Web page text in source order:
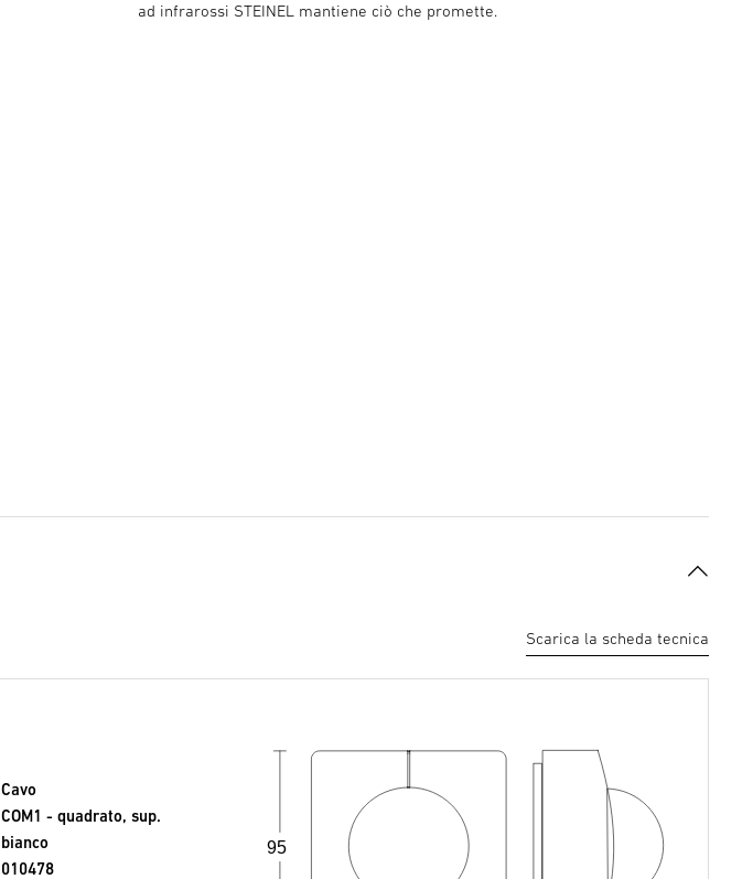
ad infrarossi STEINEL mantiene ciò che promette.
Scarica la scheda tecnica
Cavo
COM1 - quadrato, sup.
bianco
010478
95